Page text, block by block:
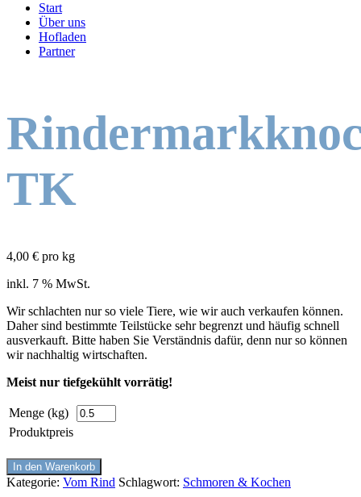
Start
Über uns
Hofladen
Partner
TK
4,00 € pro kg
inkl. 7 % MwSt.
Wir schlachten nur so viele Tiere, wie wir auch verkaufen können.
Daher sind bestimmte Teilstücke sehr begrenzt und häufig schnell
ausverkauft. Bitte haben Sie Verständnis dafür, denn nur so können
wir nachhaltig wirtschaften.
Meist nur tiefgekühlt vorrätig!
Menge (kg)
Produktpreis
In den Warenkorb
Kategorie: Vom Rind Schlagwort: Schmoren & Kochen